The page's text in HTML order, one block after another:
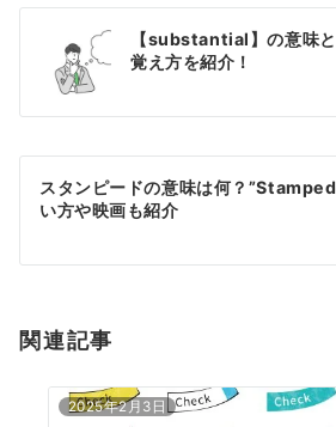
ン
【substantial】の意味
覚え方を紹介！
スタンピードの意味は何？
い方や映画も紹介
関連記事
2025年2月3日